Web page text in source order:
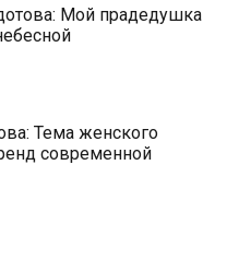
Мой прадедушка
Тема женского
современной